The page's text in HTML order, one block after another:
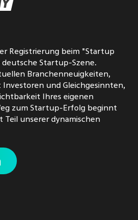
Registrierung beim "Startup
Startup-Szene.
Branchenneuigkeiten,
Investoren und Gleichgesinnten,
Ihres eigenen
zum Startup-Erfolg beginnt
Teil unserer dynamischen